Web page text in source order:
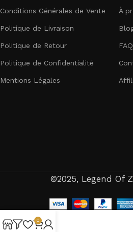
Conditions Générales de Vente
Politique de Livraison
Politique de Retour
Politique de Confidentialité
Mentions Légales
À
FAQ
©2025, Legend Of
0